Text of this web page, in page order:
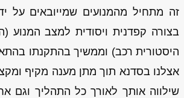
זה מתחיל מהמנועים שמייובאים על
בצורה קפדנית ויסודית למצב המנוע
היסטורית רכב) וממשיך בהתקנתו
אצלנו בסדנא תוך מתן מענה מקיף
שילווה אותך לאורך כל התהליך וגם